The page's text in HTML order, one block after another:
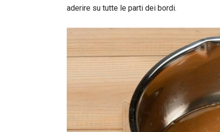
aderire su tutte le parti dei bordi.